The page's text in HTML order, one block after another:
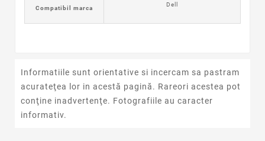
Compatibil marca
Dell
Informatiile sunt orientative si incercam sa pastram
acurateţea lor in acestă pagină. Rareori acestea pot
conţine inadvertenţe. Fotografiile au caracter
informativ.